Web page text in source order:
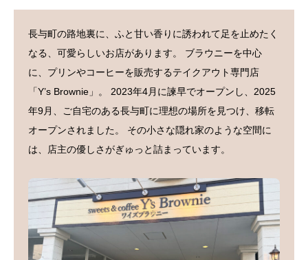
長与町の路地裏に、ふと甘い香りに誘われて足を止めたく
なる、可愛らしいお店があります。 ブラウニーを中心
に、プリンやコーヒーを販売するテイクアウト専門店
「Y’s Brownie」。 2023年4月に諫早でオープンし、2025
年9月、ご自宅のある長与町に理想の場所を見つけ、移転
オープンされました。 その小さな隠れ家のような空間に
は、店主の優しさがぎゅっと詰まっています。